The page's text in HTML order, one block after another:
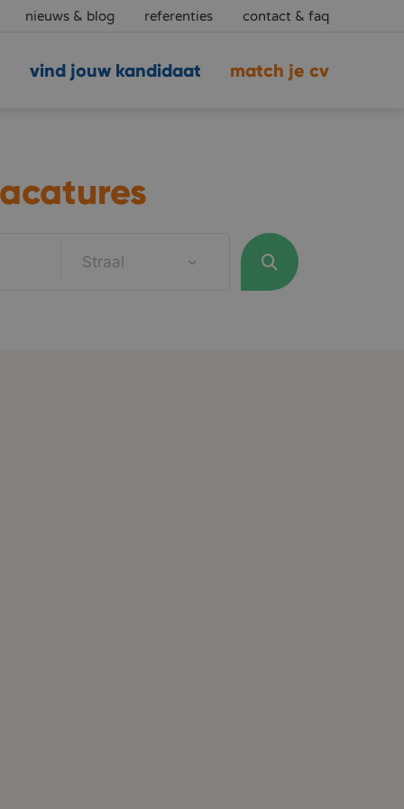
nieuws & blog referenties contact & faq
match je cv
vind jouw kandidaat
Straal